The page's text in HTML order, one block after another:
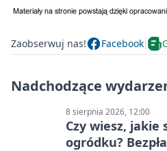
Zaobserwuj nas! Facebook
Nadchodzące
8 sierpnia 2026, 12:00
Czy wiesz, jakie
ogródku?